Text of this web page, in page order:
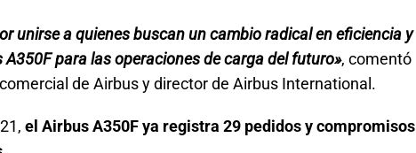
unirse a quienes buscan un cambio radical en eficiencia y
para las operaciones de carga del futuro», comentó
de Airbus y director de Airbus International.
el Airbus A350F ya registra 29 pedidos y compromisos